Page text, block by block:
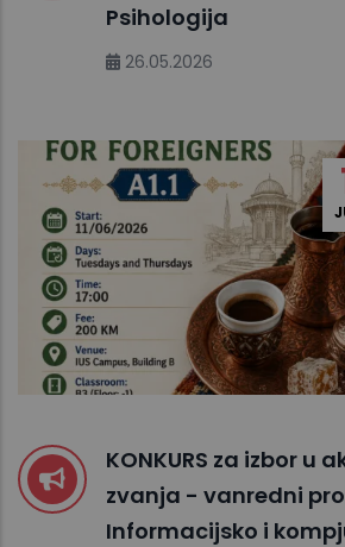
Psihologija
26.05.2026
KONKURS za izbor u
zvanja - vanredni
Informacijsko i